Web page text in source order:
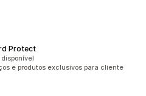
Protect
e produtos exclusivos para cliente